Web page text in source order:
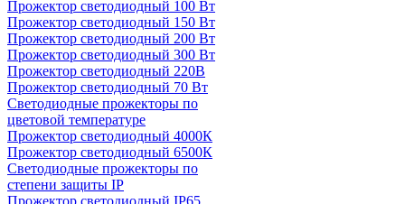
Прожектор светодиодный 100 Вт
Прожектор светодиодный 150 Вт
Прожектор светодиодный 200 Вт
Прожектор светодиодный 300 Вт
Прожектор светодиодный 220В
Прожектор светодиодный 70 Вт
Светодиодные прожекторы по
цветовой температуре
Прожектор светодиодный 4000К
Прожектор светодиодный 6500К
Светодиодные прожекторы по
степени защиты IP
Прожектор светодиодный IP65